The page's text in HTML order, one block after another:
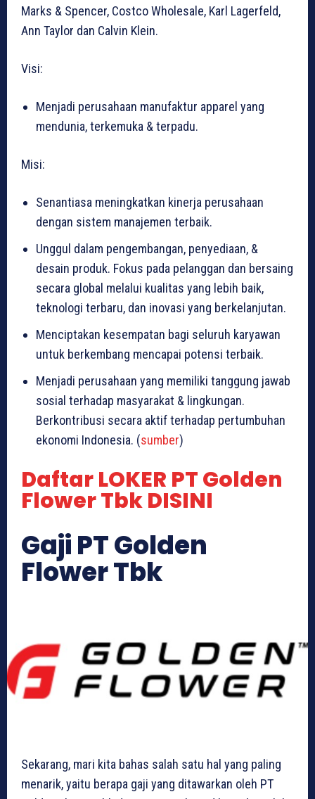
Marks & Spencer, Costco Wholesale, Karl Lagerfeld,
Ann Taylor dan Calvin Klein.
Visi:
Menjadi perusahaan manufaktur apparel yang
mendunia, terkemuka & terpadu.
Misi:
Senantiasa meningkatkan kinerja perusahaan
dengan sistem manajemen terbaik.
Unggul dalam pengembangan, penyediaan, &
desain produk. Fokus pada pelanggan dan bersaing
secara global melalui kualitas yang lebih baik,
teknologi terbaru, dan inovasi yang berkelanjutan.
Menciptakan kesempatan bagi seluruh karyawan
untuk berkembang mencapai potensi terbaik.
Menjadi perusahaan yang memiliki tanggung jawab
sosial terhadap masyarakat & lingkungan.
Berkontribusi secara aktif terhadap pertumbuhan
ekonomi Indonesia. (sumber)
Daftar LOKER PT Golden
Flower Tbk DISINI
Gaji PT Golden
Flower Tbk
Sekarang, mari kita bahas salah satu hal yang paling
menarik, yaitu berapa gaji yang ditawarkan oleh PT